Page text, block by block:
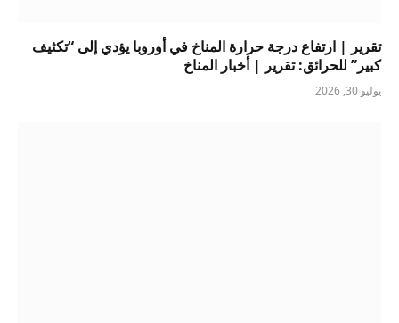
تقرير | ارتفاع درجة حرارة المناخ في أوروبا يؤدي إلى “تكثيف
كبير” للحرائق: تقرير | أخبار المناخ
يوليو 30, 2026